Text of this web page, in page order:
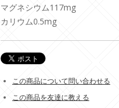
マグネシウム117mg
カリウム0.5mg
この商品について問い合わせる
この商品を友達に教える